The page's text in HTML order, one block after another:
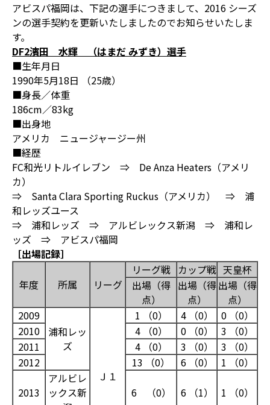
アビスパ福岡は、下記の選手につきまして、2016 シーズ
ンの選手契約を更新いたしましたのでお知らせいたしま
す。
DF2濱田 水輝 （はまだ みずき）選手
■生年月日
1990年5月18日 （25歳）
■身長／体重
186cm／83kg
■出身地
アメリカ ニュージャージー州
■経歴
FC和光リトルイレブン ⇒ De Anza Heaters（アメリ
カ）
⇒ Santa Clara Sporting Ruckus（アメリカ） ⇒ 浦
和レッズユース
⇒ 浦和レッズ ⇒ アルビレックス新潟 ⇒ 浦和レ
ッズ ⇒ アビスパ福岡
［出場記録］
年度 所属 リーグ
リーグ戦 カップ戦 天皇杯
出場（得
点）
出場（得
点）
出場（得
点）
2009
浦和レッ
ズ
Ｊ１
1 （0） 4 （0）
0 （0）
2010
4 （0） 0 （0）
3 （0）
2011
4 （0） 3 （0）
3 （0）
2012
13 （0） 6 （0） 1 （0）
2013
アルビレ
ックス新
6 （0） 6 （1） 1 （0）